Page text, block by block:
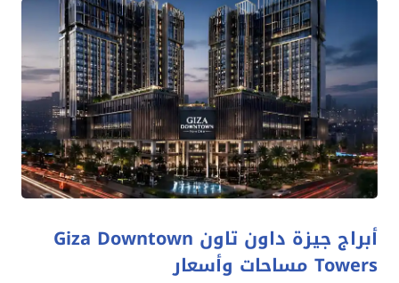
أبراج جيزة داون تاون Giza Downtown
Towers مساحات وأسعار